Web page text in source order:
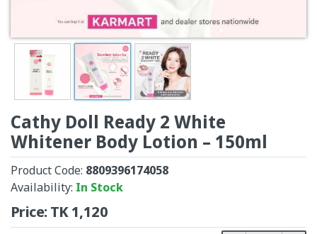
Cathy Doll Ready 2 White
Whitener Body Lotion – 150ml
Product Code: 8809396174058
Availability: In Stock
Price:TK1,120